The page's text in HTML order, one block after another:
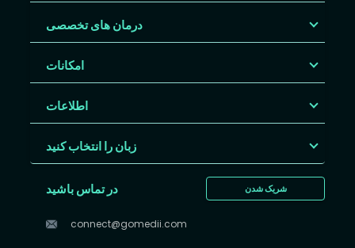
درمان های تخصصی
امکانات
اطلاعات
زبان را انتخاب کنید
شریک شدن در تماس باشید
connect@gomedii.com